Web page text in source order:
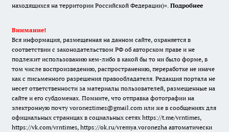
находящихся на территории Российской Федерации)». Подробнее
Внимание!
Вся информация, размещенная на данном сайте, охраняется в
соответствии с законодательством РФ об авторском праве и не
подлежит использованию кем-либо в какой бы то ни было форме, в
том числе воспроизведению, распространению, переработке не иначе
как с письменного разрешения правообладателя. Редакция портала не
несет ответственности за материалы пользователей, размещенные на
сайте и его субдоменах. Помните, что отправка фотографии на
электронную почту voroneztimes@gmail.com или же в сообщениях для
официальных страницах в социальных сетях https://t.me/vrntimes,
https://vk.com/vrntimes, https://ok.ru/vremya.voronezha автоматически